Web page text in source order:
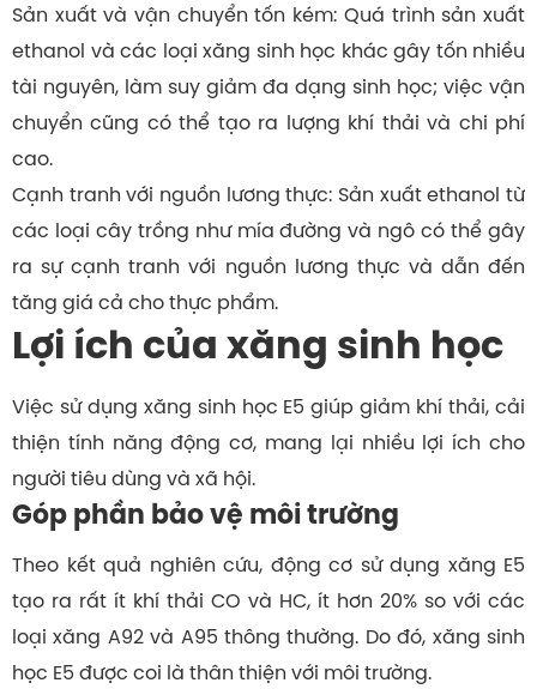
Sản xuất và vận chuyển tốn kém: Quá trình sản xuất
ethanol và các loại xăng sinh học khác gây tốn nhiều
tài nguyên, làm suy giảm đa dạng sinh học; việc vận
chuyển cũng có thể tạo ra lượng khí thải và chi phí
cao.
Cạnh tranh với nguồn lương thực: Sản xuất ethanol từ
các loại cây trồng như mía đường và ngô có thể gây
ra sự cạnh tranh với nguồn lương thực và dẫn đến
tăng giá cả cho thực phẩm.
Lợi ích của xăng sinh học
Việc sử dụng xăng sinh học E5 giúp giảm khí thải, cải
thiện tính năng động cơ, mang lại nhiều lợi ích cho
người tiêu dùng và xã hội.
Góp phần bảo vệ môi trường
Theo kết quả nghiên cứu, động cơ sử dụng xăng E5
tạo ra rất ít khí thải CO và HC, ít hơn 20% so với các
loại xăng A92 và A95 thông thường. Do đó, xăng sinh
học E5 được coi là thân thiện với môi trường.